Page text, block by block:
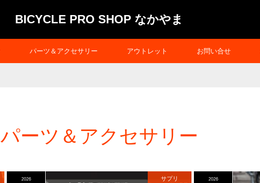
BICYCLE PRO SHOP なかやま
パーツ＆アクセサリー アウトレット お問い合せ
パーツ＆アクセサリー
2026 サプリ 2026